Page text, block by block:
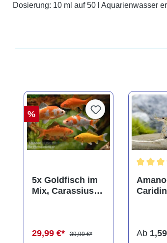
Dosierung: 10 ml auf 50 l Aquarienwasser
%
5x Goldfisch im
Mix, Carassius
29,99 €*
39,99 €*
Ab